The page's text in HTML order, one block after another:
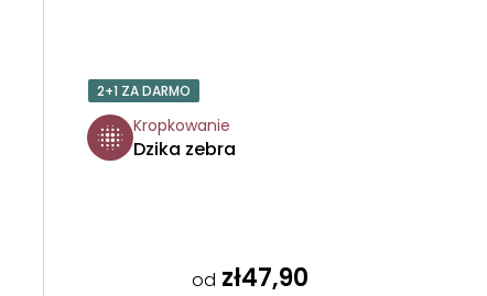
2+1 ZA DARMO
Kropkowanie
Dzika zebra
od zł47,90